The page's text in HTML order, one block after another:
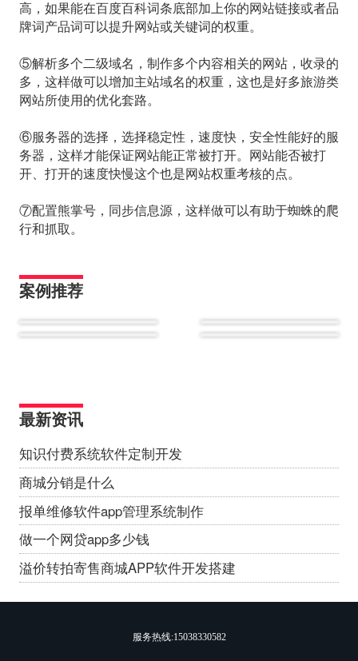
高，如果能在百度百科词条底部加上你的网站链接或者品
牌词产品词可以提升网站或关键词的权重。
⑤解析多个二级域名，制作多个内容相关的网站，收录的
多，这样做可以增加主站域名的权重，这也是好多旅游类
网站所使用的优化套路。
⑥服务器的选择，选择稳定性，速度快，安全性能好的服
务器，这样才能保证网站能正常被打开。网站能否被打
开、打开的速度快慢这个也是网站权重考核的点。
⑦配置熊掌号，同步信息源，这样做可以有助于蜘蛛的爬
行和抓取。
案例推荐
最新资讯
知识付费系统软件定制开发
商城分销是什么
报单维修软件app管理系统制作
做一个网贷app多少钱
溢价转拍寄售商城APP软件开发搭建
服务热线:15038330582